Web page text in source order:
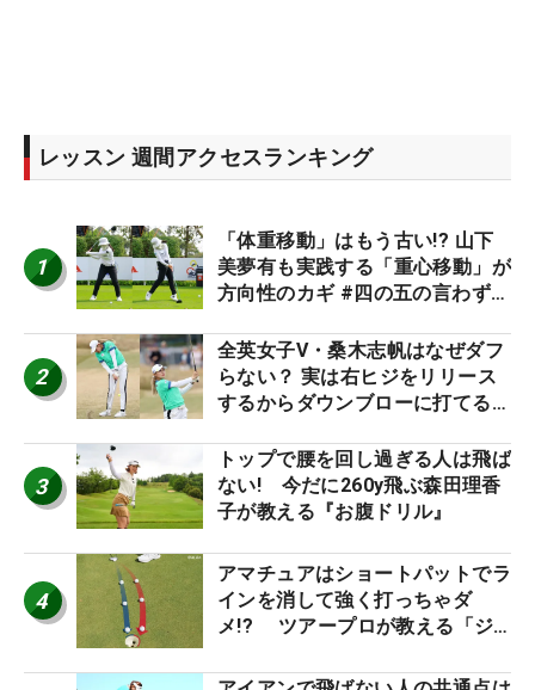
レッスン 週間アクセスランキング
1
「体重移動」はもう古い!? 山下
美夢有も実践する「重心移動」が
方向性のカギ #四の五の言わず振
2
全英女子V・桑木志帆はなぜダフ
らない？ 実は右ヒジをリリース
するからダウンブローに打てる #
3
トップで腰を回し過ぎる人は飛ば
ない! 今だに260y飛ぶ森田理香
子が教える『お腹ドリル』
4
アマチュアはショートパットでラ
インを消して強く打っちゃダ
メ!? ツアープロが教える「ジ
減するワケ